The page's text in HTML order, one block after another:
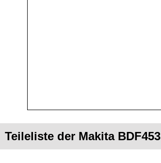
Teileliste der Makita BDF453